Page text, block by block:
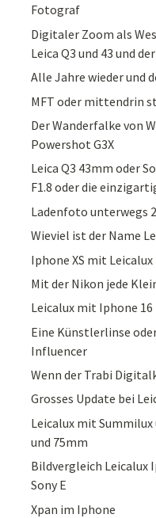
Fotograf
Digitaler Zoom als
Leica Q3 und 43 und
Alle Jahre wieder und
MFT oder mittendrin
Der Wanderfalke von
Powershot G3X
Leica Q3 43mm oder
F1.8 oder die
Ladenfoto unterwegs
Wieviel ist der Name
Iphone XS mit Leicalux
Mit der Nikon jede
Leicalux mit Iphone 16
Eine Künstlerlinse
Influencer
Wenn der Trabi
Grosses Update bei
Leicalux mit Summilux
und 75mm
Bildvergleich Leicalux
Sony E
Xpan im Iphone